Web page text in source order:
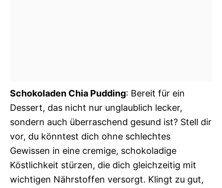
Schokoladen Chia Pudding: Bereit für ein
Dessert, das nicht nur unglaublich lecker,
sondern auch überraschend gesund ist? Stell dir
vor, du könntest dich ohne schlechtes
Gewissen in eine cremige, schokoladige
Köstlichkeit stürzen, die dich gleichzeitig mit
wichtigen Nährstoffen versorgt. Klingt zu gut,